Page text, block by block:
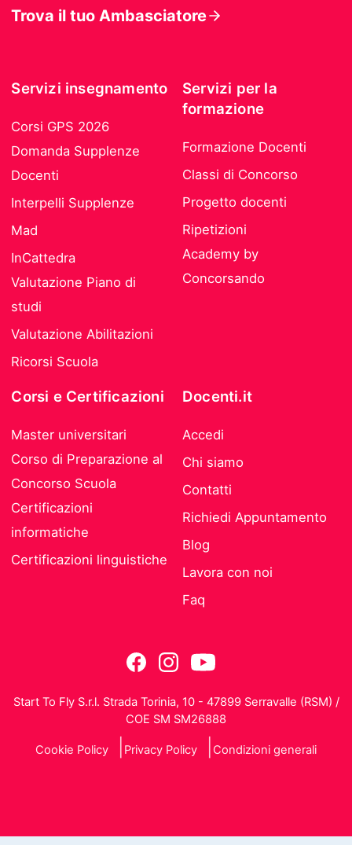
Trova il tuo Ambasciatore
Servizi insegnamento
Corsi GPS 2026
Domanda Supplenze
Docenti
Interpelli Supplenze
Mad
InCattedra
Valutazione Piano di
studi
Valutazione Abilitazioni
Ricorsi Scuola
Servizi per la
formazione
Formazione Docenti
Classi di Concorso
Progetto docenti
Ripetizioni
Academy by
Concorsando
Corsi e Certificazioni
Master universitari
Corso di Preparazione al
Concorso Scuola
Certificazioni
informatiche
Certificazioni linguistiche
Docenti.it
Accedi
Chi siamo
Contatti
Richiedi Appuntamento
Blog
Lavora con noi
Faq
Start To Fly S.r.l. Strada Torinia, 10 - 47899 Serravalle (RSM) /
COE SM SM26888
Cookie Policy Privacy Policy Condizioni generali